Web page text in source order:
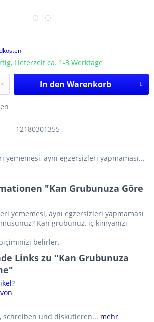
Lieferzeit ca. 1-3 Werktage
In den Warenkorb
12180301355
yememesi, aynı egzersizleri yapmaması...
"Kan Grubunuza Göre
yememesi, aynı egzersizleri yapmaması
Kan grubunuz, iç kimyanızı
belirler.
Links zu "Kan Grubunuza
_
schreiben und diskutieren... mehr